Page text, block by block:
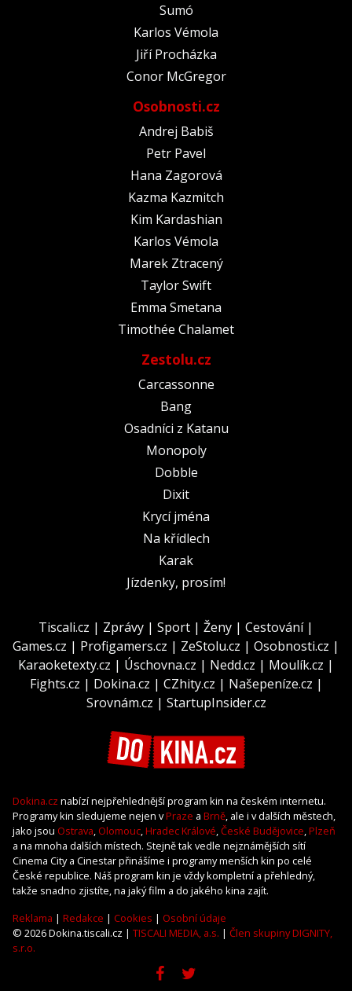
Sumó
Karlos Vémola
Jiří Procházka
Conor McGregor
Osobnosti.cz
Andrej Babiš
Petr Pavel
Hana Zagorová
Kazma Kazmitch
Kim Kardashian
Karlos Vémola
Marek Ztracený
Taylor Swift
Emma Smetana
Timothée Chalamet
Zestolu.cz
Carcassonne
Bang
Osadníci z Katanu
Monopoly
Dobble
Dixit
Krycí jména
Na křídlech
Karak
Jízdenky, prosím!
Tiscali.cz | Zprávy | Sport | Ženy | Cestování|
Games.cz | Profigamers.cz | ZeStolu.cz | Osobnosti.cz |
Karaoketexty.cz | Úschovna.cz | Nedd.cz | Moulík.cz |
Fights.cz | Dokina.cz | CZhity.cz | Našepeníze.cz |
Srovnám.cz | StartupInsider.cz
Dokina.cz nabízí nejpřehlednější program kin na českém internetu.
Programy kin sledujeme nejen vPraze a Brně, ale i v dalších městech,
jako jsou Ostrava, Olomouc,Hradec Králové,České Budějovice,Plzeň
a na mnoha dalších místech. Stejně tak vedle nejznámějších sítí
Cinema City a Cinestar přinášíme i programy menších kin po celé
České republice. Náš program kin je vždy kompletní a přehledný,
takže snadno zjistíte, na jaký film a do jakého kina zajít.
Reklama | Redakce | Cookies | Osobní údaje
© 2026 Dokina.tiscali.cz | TISCALI MEDIA, a.s. | Člen skupiny DIGNITY,
s.r.o.